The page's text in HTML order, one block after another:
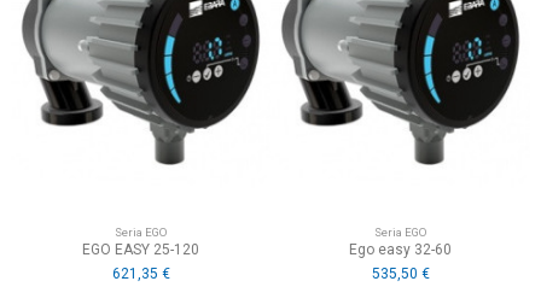
Seria EGO
EGO EASY 25-120
621,35 €
Seria EGO
Ego easy 32-60
535,50 €